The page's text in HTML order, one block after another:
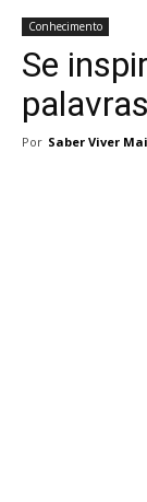
Conhecimento
Se
Por Saber Viver